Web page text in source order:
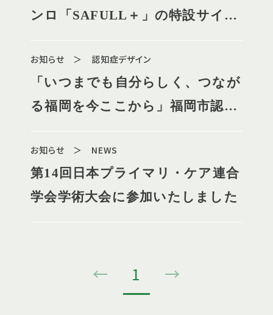
ンロ「SAFULL＋」の特設サイト
お知らせ ＞ 認知症デザイン
「いつまでも自分らしく、つなが
る福岡を今ここから」福岡市認知
ンしました
お知らせ ＞ NEWS
第14回日本プライマリ・ケア連合
学会学術大会に参加いたしました
← 1 →